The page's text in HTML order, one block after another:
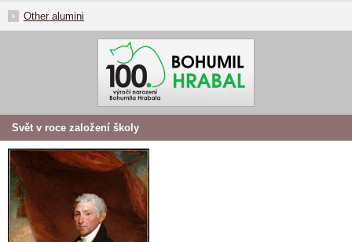
Other alumini
Svět v roce založení školy